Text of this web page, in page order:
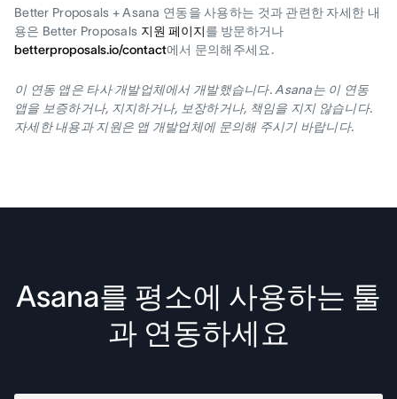
Better Proposals + Asana 연동을 사용하는 것과 관련한 자세한 내
용은 Better Proposals 지원 페이지를 방문하거나
betterproposals.io/contact에서 문의해주세요.
이 연동 앱은 타사 개발업체에서 개발했습니다. Asana는 이 연동
앱을 보증하거나, 지지하거나, 보장하거나, 책임을 지지 않습니다.
자세한 내용과 지원은 앱 개발업체에 문의해 주시기 바랍니다.
Asana를 평소에 사용하는 툴
과 연동하세요